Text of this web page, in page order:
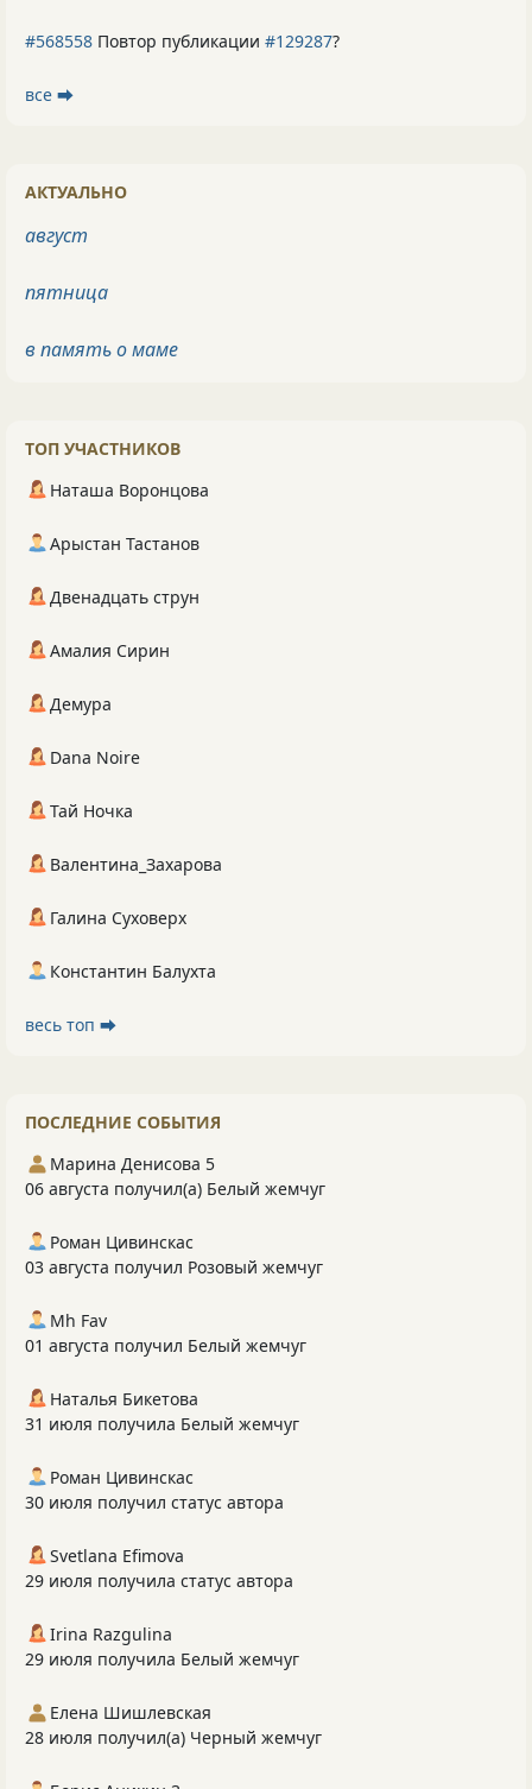
#568558 Повтор публикации #129287?
все ⮕
АКТУАЛЬНО
август
пятница
в память о маме
ТОП УЧАСТНИКОВ
Наташа Воронцова
Арыстан Тастанов
Двенадцать струн
Амалия Сирин
Демура
Dana Noire
Тай Ночка
Валентина_Захарова
Галина Суховерх
Константин Балухта
весь топ ⮕
ПОСЛЕДНИЕ СОБЫТИЯ
Марина Денисова 5
06 августа получил(а) Белый жемчуг
Роман Цивинскас
03 августа получил Розовый жемчуг
Mh Fav
01 августа получил Белый жемчуг
Наталья Бикетова
31 июля получила Белый жемчуг
Роман Цивинскас
30 июля получил статус автора
Svetlana Efimova
29 июля получила статус автора
Irina Razgulina
29 июля получила Белый жемчуг
Елена Шишлевская
28 июля получил(а) Черный жемчуг